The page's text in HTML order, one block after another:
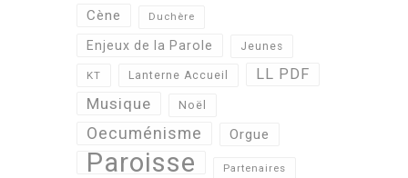
Cène Duchère
Enjeux de la Parole Jeunes
KT Lanterne Accueil LL PDF
Musique Noël
Oecuménisme Orgue
Paroisse Partenaires